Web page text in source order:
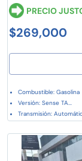
PRECIO
$269,000
Combustible: Gasolina
Versión: Sense TA...
Transmisión: